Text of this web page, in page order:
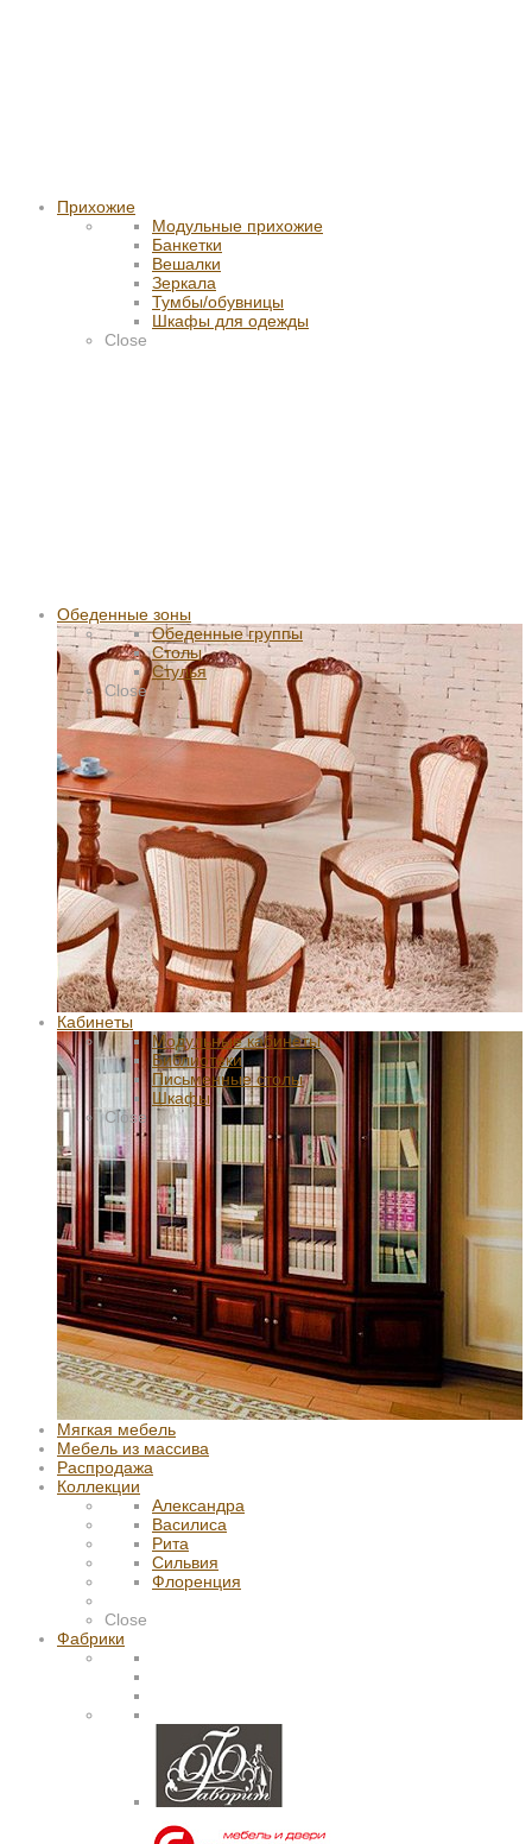
Прихожие
Модульные прихожие
Банкетки
Вешалки
Зеркала
Тумбы/обувницы
Шкафы для одежды
Close
Обеденные зоны
Обеденные группы
Столы
Стулья
Close
Кабинеты
Модульные кабинеты
Библиотеки
Письменные столы
Шкафы
Close
Мягкая мебель
Мебель из массива
Распродажа
Коллекции
Александра
Василиса
Рита
Сильвия
Флоренция
Close
Фабрики